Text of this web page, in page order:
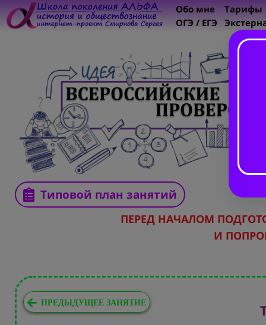
Обо мне
ОГЭ / ЕГЭ
Тарифы
Типовой план занятий
ПЕРЕД НАЧАЛОМ
И
ПРЕДЫДУЩЕЕ ЗАНЯТИЕ